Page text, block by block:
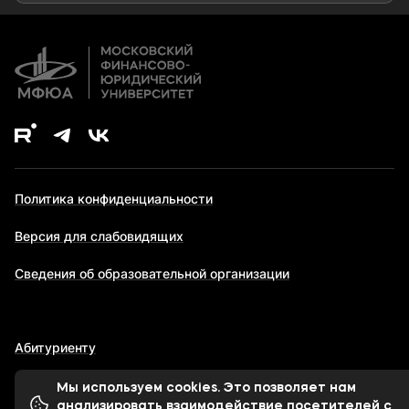
Дополнительное образование
Политика конфиденциальности
Версия для слабовидящих
Сведения об образовательной организации
Абитуриенту
Мы используем cookies. Это позволяет нам
анализировать взаимодействие посетителей с